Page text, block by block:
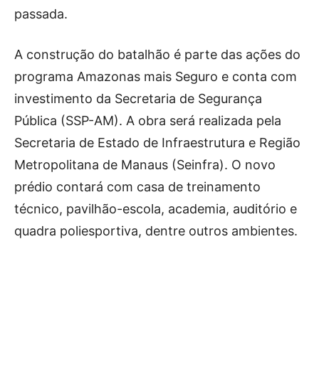
passada.
A construção do batalhão é parte das ações do
programa Amazonas mais Seguro e conta com
investimento da Secretaria de Segurança
Pública (SSP-AM). A obra será realizada pela
Secretaria de Estado de Infraestrutura e Região
Metropolitana de Manaus (Seinfra). O novo
prédio contará com casa de treinamento
técnico, pavilhão-escola, academia, auditório e
quadra poliesportiva, dentre outros ambientes.